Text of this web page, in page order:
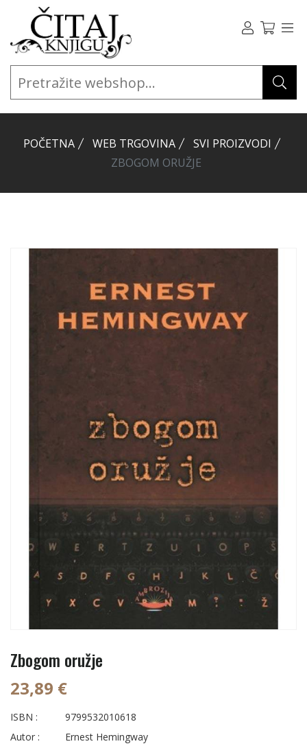
POČETNA WEB TRGOVINA
SVI PROIZVODI
ZBOGOM ORUŽJE
Zbogom oružje
23,89 €
ISBN :
9799532010618
Autor :
Ernest Hemingway